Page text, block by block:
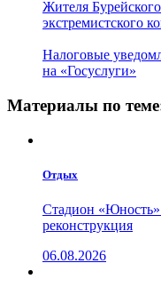
Жителя
экстремистского
Налоговые
на «Госуслуги»
Материалы по
Отдых
Стадион «Юность»
реконструкция
06.08.2026